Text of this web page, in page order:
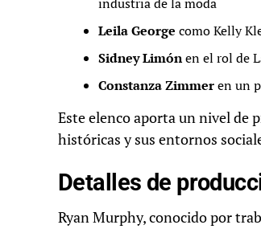
Leila George como Kelly
Sidney Limónen el rol de
Constanza Zimmeren un
Este elenco aporta un nivel de
históricas y sus entornos
Detalles de
Ryan Murphy, conocido por